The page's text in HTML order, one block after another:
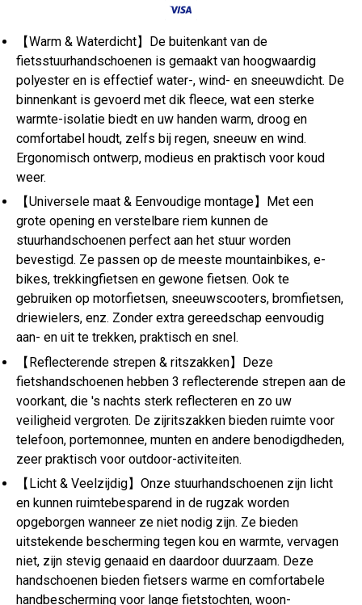
【Warm & Waterdicht】De buitenkant van de
fietsstuurhandschoenen is gemaakt van hoogwaardig
polyester en is effectief water-, wind- en sneeuwdicht. De
binnenkant is gevoerd met dik fleece, wat een sterke
warmte-isolatie biedt en uw handen warm, droog en
comfortabel houdt, zelfs bij regen, sneeuw en wind.
Ergonomisch ontwerp, modieus en praktisch voor koud
weer.
【Universele maat & Eenvoudige montage】Met een
grote opening en verstelbare riem kunnen de
stuurhandschoenen perfect aan het stuur worden
bevestigd. Ze passen op de meeste mountainbikes, e-
bikes, trekkingfietsen en gewone fietsen. Ook te
gebruiken op motorfietsen, sneeuwscooters, bromfietsen,
driewielers, enz. Zonder extra gereedschap eenvoudig
aan- en uit te trekken, praktisch en snel.
【Reflecterende strepen & ritszakken】Deze
fietshandschoenen hebben 3 reflecterende strepen aan de
voorkant, die 's nachts sterk reflecteren en zo uw
veiligheid vergroten. De zijritszakken bieden ruimte voor
telefoon, portemonnee, munten en andere benodigdheden,
zeer praktisch voor outdoor-activiteiten.
【Licht & Veelzijdig】Onze stuurhandschoenen zijn licht
en kunnen ruimtebesparend in de rugzak worden
opgeborgen wanneer ze niet nodig zijn. Ze bieden
uitstekende bescherming tegen kou en warmte, vervagen
niet, zijn stevig genaaid en daardoor duurzaam. Deze
handschoenen bieden fietsers warme en comfortabele
handbescherming voor lange fietstochten, woon-